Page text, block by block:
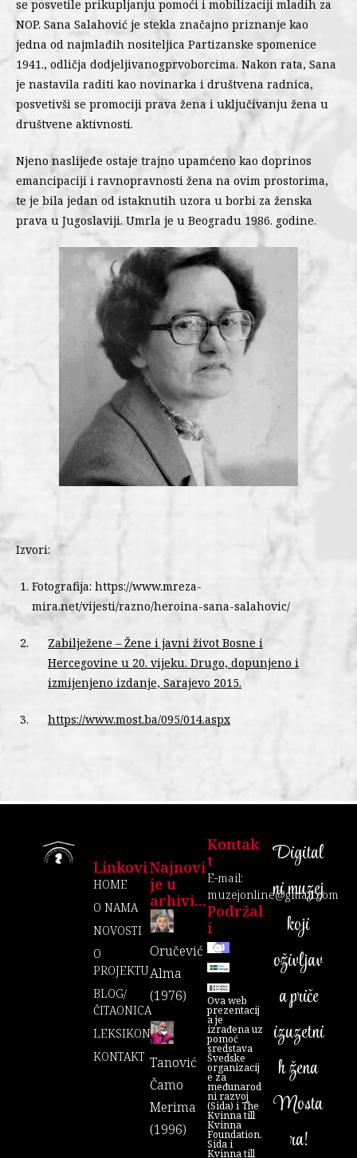
se posvetile prikupljanju pomoći i mobilizaciji mladih za
NOP. Sana Salahović je stekla značajno priznanje kao
jedna od najmlađih nositeljica Partizanske spomenice
1941., odličja dodjeljivanogprvoborcima. Nakon rata, Sana
je nastavila raditi kao novinarka i društvena radnica,
posvetivši se promociji prava žena i uključivanju žena u
društvene aktivnosti.
Njeno naslijeđe ostaje trajno upamćeno kao doprinos
emancipaciji i ravnopravnosti žena na ovim prostorima,
te je bila jedan od istaknutih uzora u borbi za ženska
prava u Jugoslaviji. Umrla je u Beogradu 1986. godine.
Izvori:
Fotografija: https://www.mreza-
mira.net/vijesti/razno/heroina-sana-salahovic/
Zabilježene – Žene i javni život Bosne i
Hercegovine u 20. vijeku. Drugo, dopunjeno i
izmijenjeno izdanje, Sarajevo 2015.
https://www.most.ba/095/014.aspx
Linkovi
HOME
O NAMA
NOVOSTI
O
PROJEKTU
BLOG/
ČITAONICA
LEKSIKON
KONTAKT
Najnovi
je u
arhivi...
Oručević
Alma
(1976)
Tanović
Čamo
Merima
(1996)
Kontak
T
E-mail:
muzejonline@gmail.com
Podržal
I
Ova web
prezentacij
a je
izrađena uz
pomoć
sredstava
Švedske
organizacij
e za
međunarod
ni razvoj
(Sida) i The
Kvinna till
Kvinna
Foundation.
Sida i
Kvinna till
Digital
ni muzej
koji
oživljav
a priče
izuzetni
h žena
Mosta
ra!